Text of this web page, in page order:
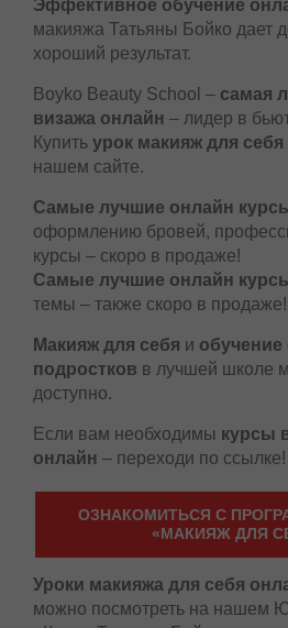
Эффективное обучение
макияжа Татьяны Бойко дает
хороший результат.
Boyko Beauty School – самая
визажа онлайн – лидер в
Купить урок макияж для
нашем сайте.
Самые лучшие онлайн
оформлению бровей,
курсы – скоро в продаже!
Самые лучшие онлайн
темы – также скоро в продаже!
Макияж для себя и обучение
подростков в лучшей школе
доступно.
Если вам необходимы курсы
онлайн – переходи по ссылке!
ОЗНАКОМИТЬСЯ С
«МАКИЯЖ ДЛЯ
Уроки макияжа для себя
можно посмотреть на нашем